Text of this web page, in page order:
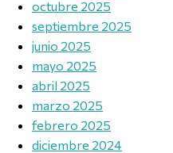
octubre 2025
septiembre 2025
junio 2025
mayo 2025
abril 2025
marzo 2025
febrero 2025
diciembre 2024